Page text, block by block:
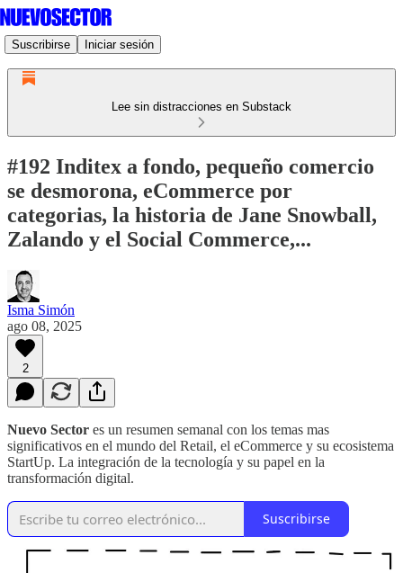
Suscribirse Iniciar sesión
Lee sin distracciones en Substack
#192 Inditex a fondo, pequeño comercio
se desmorona, eCommerce por
categorias, la historia de Jane Snowball,
Zalando y el Social Commerce,...
Isma Simón
ago 08, 2025
2
Nuevo Sector es un resumen semanal con los temas mas
significativos en el mundo del Retail, el eCommerce y su ecosistema
StartUp. La integración de la tecnología y su papel en la
transformación digital.
Suscribirse